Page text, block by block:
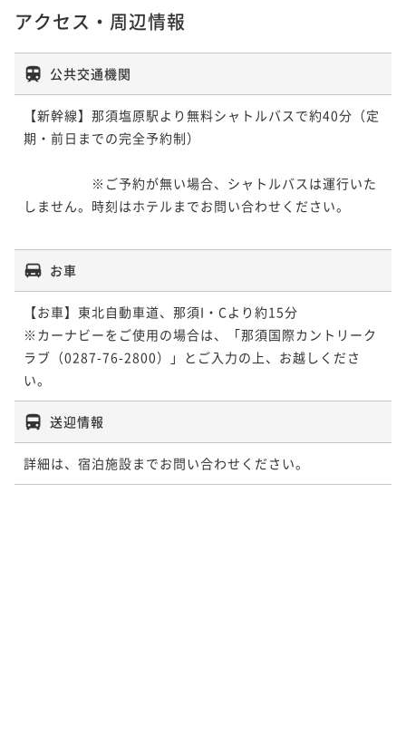
アクセス・周辺情報
公共交通機関
【新幹線】那須塩原駅より無料シャトルバスで約40分（定
期・前日までの完全予約制）
※ご予約が無い場合、シャトルバスは運行いた
しません。時刻はホテルまでお問い合わせください。
お車
【お車】東北自動車道、那須I・Cより約15分
※カーナビーをご使用の場合は、「那須国際カントリーク
ラブ（0287-76-2800）」とご入力の上、お越しくださ
い。
送迎情報
詳細は、宿泊施設までお問い合わせください。